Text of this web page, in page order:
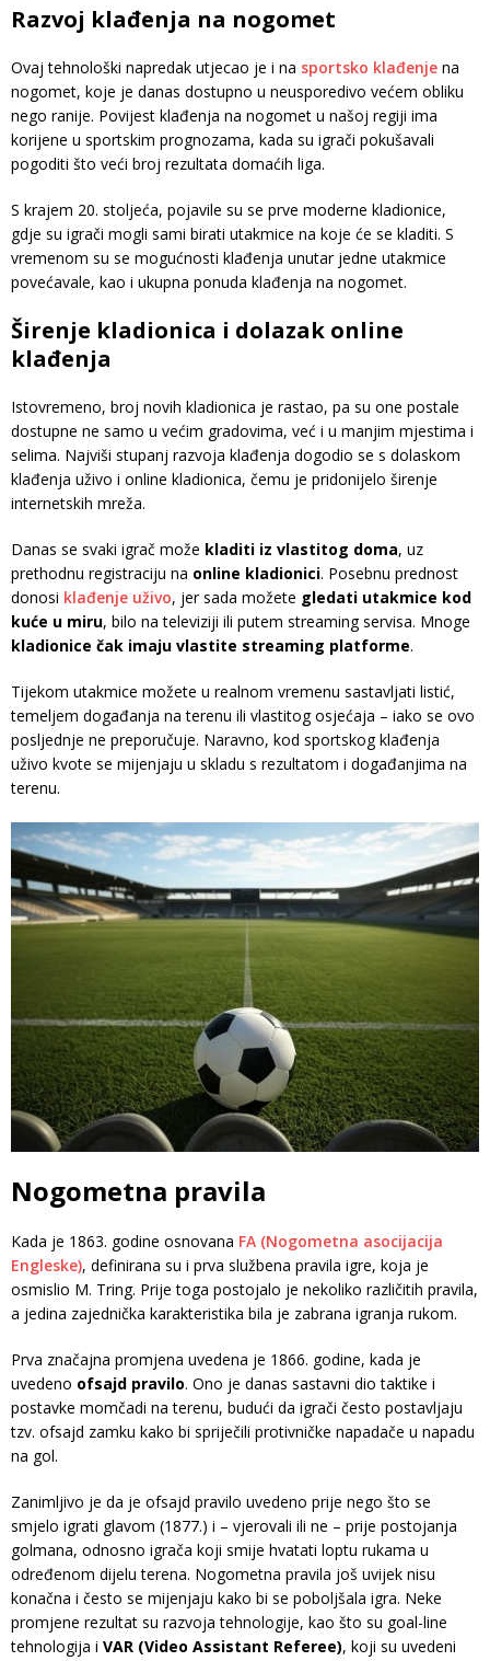
Razvoj klađenja na nogomet
Ovaj tehnološki napredak utjecao je i na sportsko klađenje na
nogomet, koje je danas dostupno u neusporedivo većem obliku
nego ranije. Povijest klađenja na nogomet u našoj regiji ima
korijene u sportskim prognozama, kada su igrači pokušavali
pogoditi što veći broj rezultata domaćih liga.
S krajem 20. stoljeća, pojavile su se prve moderne kladionice,
gdje su igrači mogli sami birati utakmice na koje će se kladiti. S
vremenom su se mogućnosti klađenja unutar jedne utakmice
povećavale, kao i ukupna ponuda klađenja na nogomet.
Širenje kladionica i dolazak online
klađenja
Istovremeno, broj novih kladionica je rastao, pa su one postale
dostupne ne samo u većim gradovima, već i u manjim mjestima i
selima. Najviši stupanj razvoja klađenja dogodio se s dolaskom
klađenja uživo i online kladionica, čemu je pridonijelo širenje
internetskih mreža.
Danas se svaki igrač može kladiti iz vlastitog doma, uz
prethodnu registraciju na online kladionici. Posebnu prednost
donosi klađenje uživo, jer sada možete gledati utakmice kod
kuće u miru, bilo na televiziji ili putem streaming servisa. Mnoge
kladionice čak imaju vlastite streaming platforme.
Tijekom utakmice možete u realnom vremenu sastavljati listić,
temeljem događanja na terenu ili vlastitog osjećaja – iako se ovo
posljednje ne preporučuje. Naravno, kod sportskog klađenja
uživo kvote se mijenjaju u skladu s rezultatom i događanjima na
terenu.
Nogometna pravila
Kada je 1863. godine osnovana FA (Nogometna asocijacija
Engleske), definirana su i prva službena pravila igre, koja je
osmislio M. Tring. Prije toga postojalo je nekoliko različitih pravila,
a jedina zajednička karakteristika bila je zabrana igranja rukom.
Prva značajna promjena uvedena je 1866. godine, kada je
uvedeno ofsajd pravilo. Ono je danas sastavni dio taktike i
postavke momčadi na terenu, budući da igrači često postavljaju
tzv. ofsajd zamku kako bi spriječili protivničke napadače u napadu
na gol.
Zanimljivo je da je ofsajd pravilo uvedeno prije nego što se
smjelo igrati glavom (1877.) i – vjerovali ili ne – prije postojanja
golmana, odnosno igrača koji smije hvatati loptu rukama u
određenom dijelu terena. Nogometna pravila još uvijek nisu
konačna i često se mijenjaju kako bi se poboljšala igra. Neke
promjene rezultat su razvoja tehnologije, kao što su goal-line
tehnologija i VAR (Video Assistant Referee), koji su uvedeni